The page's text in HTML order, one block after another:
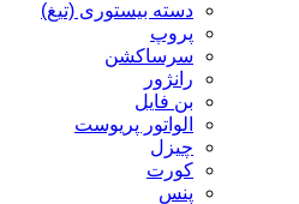
دسته بیستوری (تیغ)
پروپ
سرساکشن
رانژور
بن فایل
الواتور پریوست
چیزل
کورت
پنس